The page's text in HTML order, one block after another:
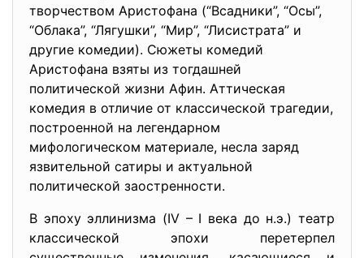
творчеством Аристофана (“Всадники”, “Осы”,
“Облака”, “Лягушки”, “Мир”, “Лисистрата” и
другие комедии). Сюжеты комедий
Аристофана взяты из тогдашней
политической жизни Афин. Аттическая
комедия в отличие от классической трагедии,
построенной на легендарном
мифологическом материале, несла заряд
язвительной сатиры и актуальной
политической заостренности.
В эпоху эллинизма (IV – I века до н.э.) театр
классической эпохи перетерпел